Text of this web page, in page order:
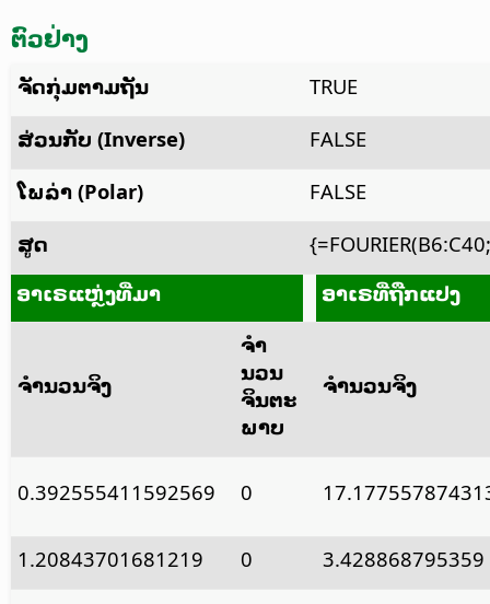
ຕົວຢ່າງ
ຈັດກຸ່ມຕາມຖັນ
TRUE
ສ່ວນກັບ (Inverse)
FALSE
ໂພລ່າ (Polar)
FALSE
ສູດ
ອາເຣແຫຼ່ງທີ່ມາ
ອາເຣທີ່ຖືກແປງ
ຈຳນວນຈິງ
ຈຳ
ນວນ
ຈິນຕະ
ພາບ
ຈຳນວນຈິງ
0.392555411592569 0
1.20843701681219 0
3.428868795359